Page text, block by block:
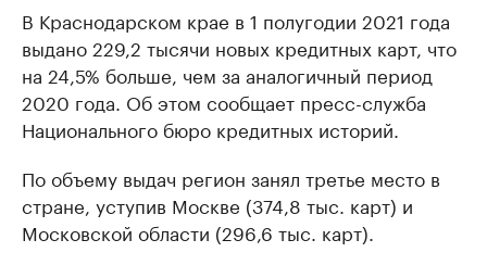
В Краснодарском крае в 1 полугодии 2021 года
выдано 229,2 тысячи новых кредитных карт, что
на 24,5% больше, чем за аналогичный период
2020 года. Об этом сообщает пресс-служба
Национального бюро кредитных историй.
По объему выдач регион занял третье место в
стране, уступив Москве (374,8 тыс. карт) и
Московской области (296,6 тыс. карт).